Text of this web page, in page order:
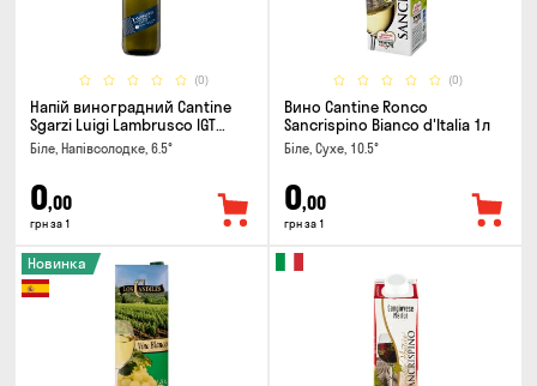
(0)
Напій виноградний Cantine
Sgarzi Luigi Lambrusco IGT
Emilia Bianca Frizziante 0.75л
Біле, Напівсолодке, 6.5°
0,00
грн за 1
(0)
Вино Cantine Ronco
Sancrispino Bianco d'Italia 1л
Біле, Сухе, 10.5°
0,00
грн за 1
Новинка